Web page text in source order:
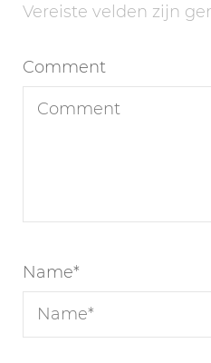
Vereiste velden zijn
Comment
Name*